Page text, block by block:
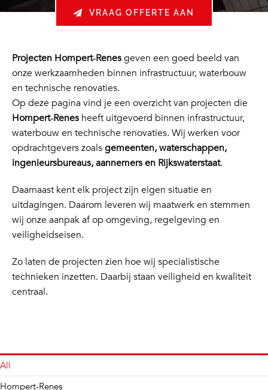
VRAAG OFFERTE AAN
Projecten Hompert‑Renesgeven een goed beeld van
onze werkzaamheden binnen infrastructuur, waterbouw
en technische renovaties.
Op deze pagina vind je een overzicht van projecten die
Hompert‑Renesheeft uitgevoerd binnen infrastructuur,
waterbouw en technische renovaties. Wij werken voor
opdrachtgevers zoalsgemeenten, waterschappen,
ingenieursbureaus, aannemers en Rijkswaterstaat.
Daarnaast kent elk project zijn eigen situatie en
uitdagingen. Daarom leveren wij maatwerk en stemmen
wij onze aanpak af op omgeving, regelgeving en
veiligheidseisen.
Zo laten de projecten zien hoe wij specialistische
technieken inzetten. Daarbij staan veiligheid en kwaliteit
centraal.
All
Hompert-Renes